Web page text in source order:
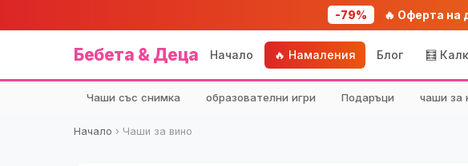
-79% 🔥 Оферта на
Бебета & Деца Начало 🔥 Намаления Блог 🧮
Чаши със снимка образователни игри Подаръци чаши за
Начало › Чаши за вино